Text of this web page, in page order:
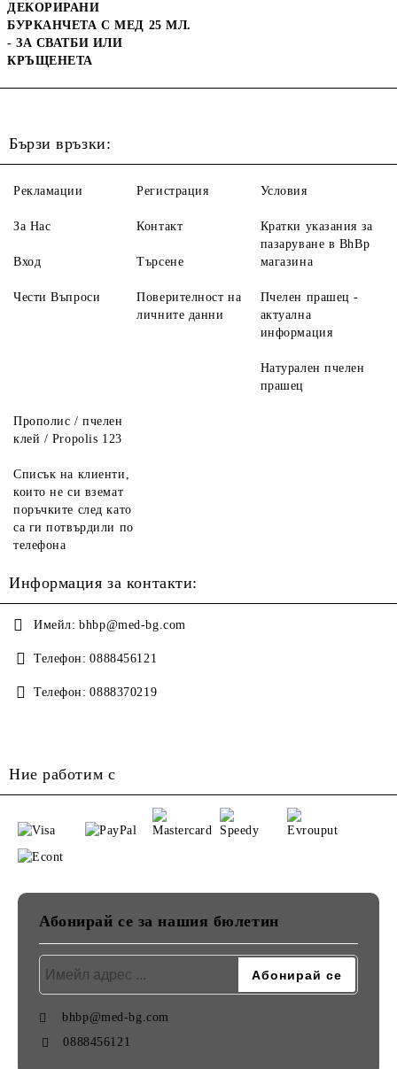
ДЕКОРИРАНИ
БУРКАНЧЕТА С МЕД 25 МЛ.
- ЗА СВАТБИ ИЛИ
КРЪЩЕНЕТА
Бързи връзки:
Рекламации
За Нас
Вход
Чести Въпроси
Регистрация
Контакт
Търсене
Поверителност на
личните данни
Условия
Кратки указания за
пазаруване в BhBp
магазина
Пчелен прашец -
актуална
информация
Натурален пчелен
прашец
Прополис / пчелен
клей / Propolis 123
Списък на клиенти,
които не си вземат
поръчките след като
са ги потвърдили по
телефона
Информация за контакти:
Имейл: bhbp@med-bg.com
Телефон: 0888456121
Телефон: 0888370219
Ние работим с
Абонирай се за нашия бюлетин
bhbp@med-bg.com
0888456121